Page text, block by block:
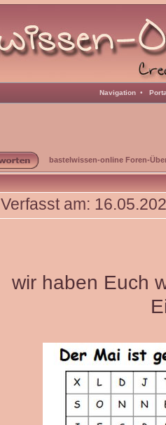
Navigation •
bastelwissen-online Foren-
Verfasst am:
wir haben Euch